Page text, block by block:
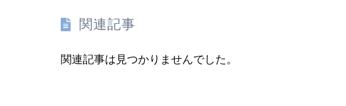
関連記事
関連記事は見つかりませんでした。